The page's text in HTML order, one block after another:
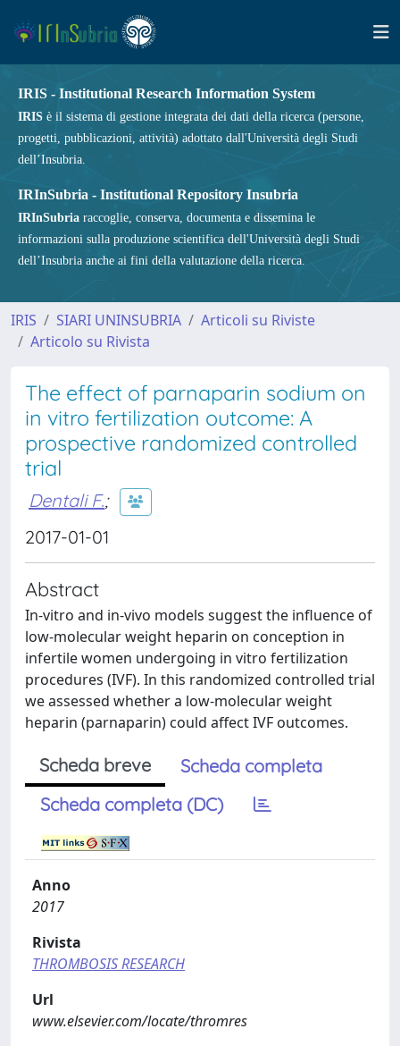
IRIS - Institutional Research Information System
IRIS è il sistema di gestione integrata dei dati della ricerca (persone,
progetti, pubblicazioni, attività) adottato dall'Università degli Studi
dell’Insubria.
IRInSubria - Institutional Repository Insubria
IRInSubria raccoglie, conserva, documenta e dissemina le
informazioni sulla produzione scientifica dell'Università degli Studi
dell’Insubria anche ai fini della valutazione della ricerca.
IRIS SIARI UNINSUBRIA
Articoli su Riviste
Articolo su Rivista
The effect of parnaparin sodium on
in vitro fertilization outcome: A
prospective randomized controlled
trial
Dentali F.;
2017-01-01
Abstract
In-vitro and in-vivo models suggest the influence of
low-molecular weight heparin on conception in
infertile women undergoing in vitro fertilization
procedures (IVF). In this randomized controlled trial
we assessed whether a low-molecular weight
heparin (parnaparin) could affect IVF outcomes.
Scheda breve
Scheda completa
Scheda completa (DC)
Anno
2017
Rivista
THROMBOSIS RESEARCH
Url
www.elsevier.com/locate/thromres